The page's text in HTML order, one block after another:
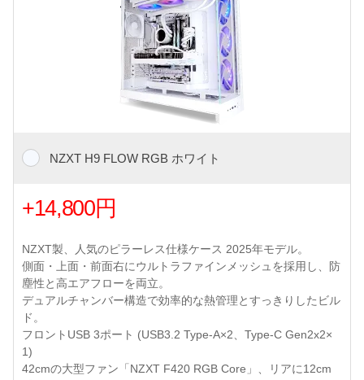
NZXT H9 FLOW RGB ホワイト
+14,800円
NZXT製、人気のピラーレス仕様ケース 2025年モデル。
側面・上面・前面右にウルトラファインメッシュを採用し、防
塵性と高エアフローを両立。
デュアルチャンバー構造で効率的な熱管理とすっきりしたビル
ド。
フロントUSB 3ポート (USB3.2 Type-A×2、Type-C Gen2x2×
1)
42cmの大型ファン「NZXT F420 RGB Core」、リアに12cm